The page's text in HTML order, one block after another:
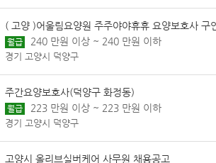
( 고양 )어울림요양원 주주야야휴휴 요양보호사 구
월급 240 만원 이상 ~ 240 만원 이하
경기 고양시 덕양구
주간요양보호사(덕양구 화정동)
월급 223 만원 이상 ~ 223 만원 이하
경기 고양시 덕양구
고양시 올리브실버케어 사무원 채용공고